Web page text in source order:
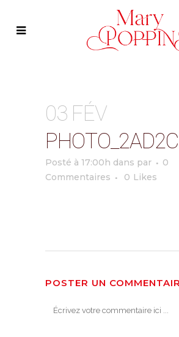
03 FÉV
Posté à 17:00h dans par
0
Commentaires
0 Likes
POSTER UN